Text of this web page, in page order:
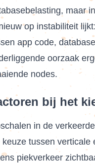
maar
op instabiliteit
app code,
oorzaak
nodes.
bij het
in de
keuze tussen verticale
piekverkeer